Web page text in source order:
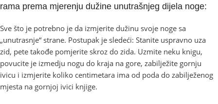
rama prema mjerenju dužine unutrašnjeg dijela noge:
Sve što je potrebno je da izmjerite dužinu svoje noge sa
„unutrasnje“ strane. Postupak je sledeći: Stanite uspravno uza
zid, pete takođe pomjerite skroz do zida. Uzmite neku knigu,
povucite je izmedju nogu do kraja na gore, zabilježite gornju
ivicu i izmjerite koliko centimetara ima od poda do zabilježenog
mjesta na gornjoj ivici knjige.